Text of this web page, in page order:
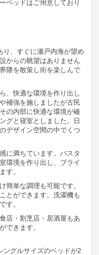
ベッドはご用意しており
り、すぐに瀬戸内海が望め
からの眺望はありません
隈を散策し街を楽しんで
、快適な環境を作り出し
補強を施しましたが古民
の内部に快適な環境が確
グと寝室としました。日
デザイン空間の中でくつ
に満ちています。バスタ
環境を作り出し、ブライ
す。
簡単な調理も可能です。
とができます。洗濯機も
す。
店・割烹店・居酒屋もあ
できます。
ングルサイズのベッドが2